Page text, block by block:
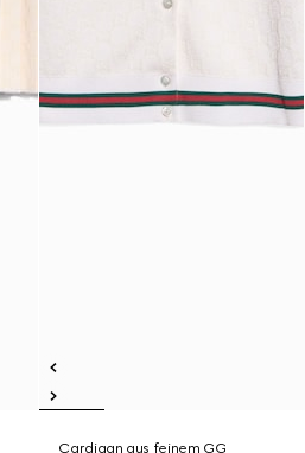
Cardigan aus feinem GG